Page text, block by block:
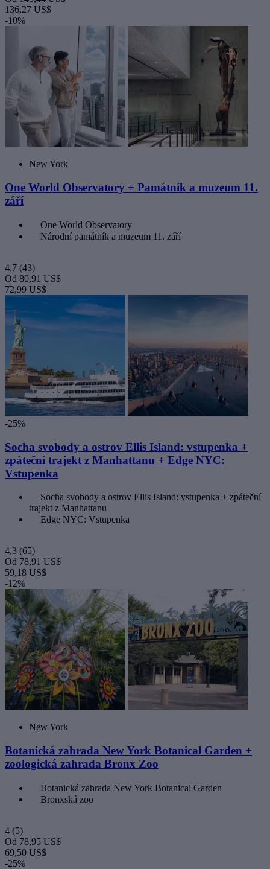
136,27 US$
-10%
New York
One World Observatory + Památník a muzeum 11.
září
One World Observatory
Národní památník a muzeum 11. září
4,7 (43)
Od 80,91 US$
72,99 US$
-25%
Socha svobody a ostrov Ellis Island: vstupenka +
zpáteční trajekt z Manhattanu + Edge NYC:
Vstupenka
Socha svobody a ostrov Ellis Island: vstupenka + zpáteční
trajekt z Manhattanu
Edge NYC: Vstupenka
4,3 (65)
Od 78,91 US$
59,18 US$
-12%
New York
Botanická zahrada New York Botanical Garden +
zoologická zahrada Bronx Zoo
Botanická zahrada New York Botanical Garden
Bronxská zoo
4 (5)
Od 78,95 US$
69,50 US$
-25%